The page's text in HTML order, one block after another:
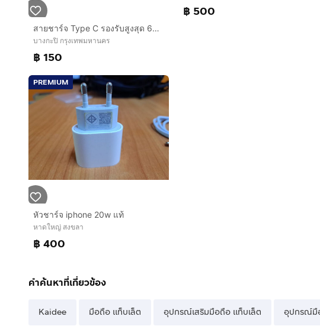
สายชาร์จ Type C รองรับสูงสุด 66Watt
บางกะปิ กรุงเทพมหานคร
฿ 150
฿ 500
PREMIUM
หัวชาร์จ iphone 20w แท้
หาดใหญ่ สงขลา
฿ 400
คำค้นหาที่เกี่ยวข้อง
Kaidee มือถือ แท็บเล็ต อุปกรณ์เสริมมือถือ แท็บเล็ต อุปกรณ์มื